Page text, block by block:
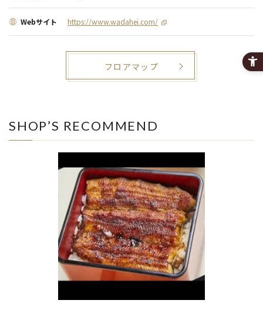
Webサイト https://www.wadahei.com/
フロアマップ
SHOP’S RECOMMEND